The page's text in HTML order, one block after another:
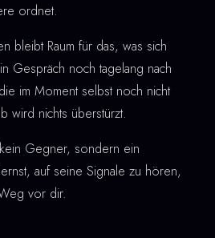
ordnet.
bleibt Raum für das, was sich
Gespräch noch tagelang nach
im Moment selbst noch nicht
wird nichts überstürzt.
Gegner, sondern ein
auf seine Signale zu hören,
vor dir.